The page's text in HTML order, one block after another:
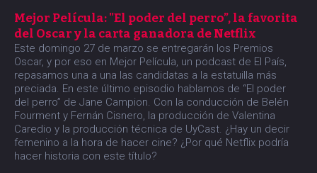
Mejor Película: "El poder del perro”, la favorita
del Oscar y la carta ganadora de Netflix
Este domingo 27 de marzo se entregarán los Premios
Oscar, y por eso en Mejor Película, un podcast de El País,
repasamos una a una las candidatas a la estatuilla más
preciada. En este último episodio hablamos de “El poder
del perro” de Jane Campion. Con la conducción de Belén
Fourment y Fernán Cisnero, la producción de Valentina
Caredio y la producción técnica de UyCast. ¿Hay un decir
femenino a la hora de hacer cine? ¿Por qué Netflix podría
hacer historia con este título?